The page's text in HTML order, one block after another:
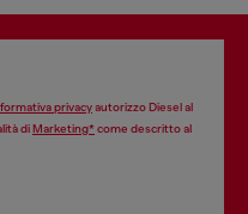
privacyautorizzo Diesel al
diMarketing*come descritto al